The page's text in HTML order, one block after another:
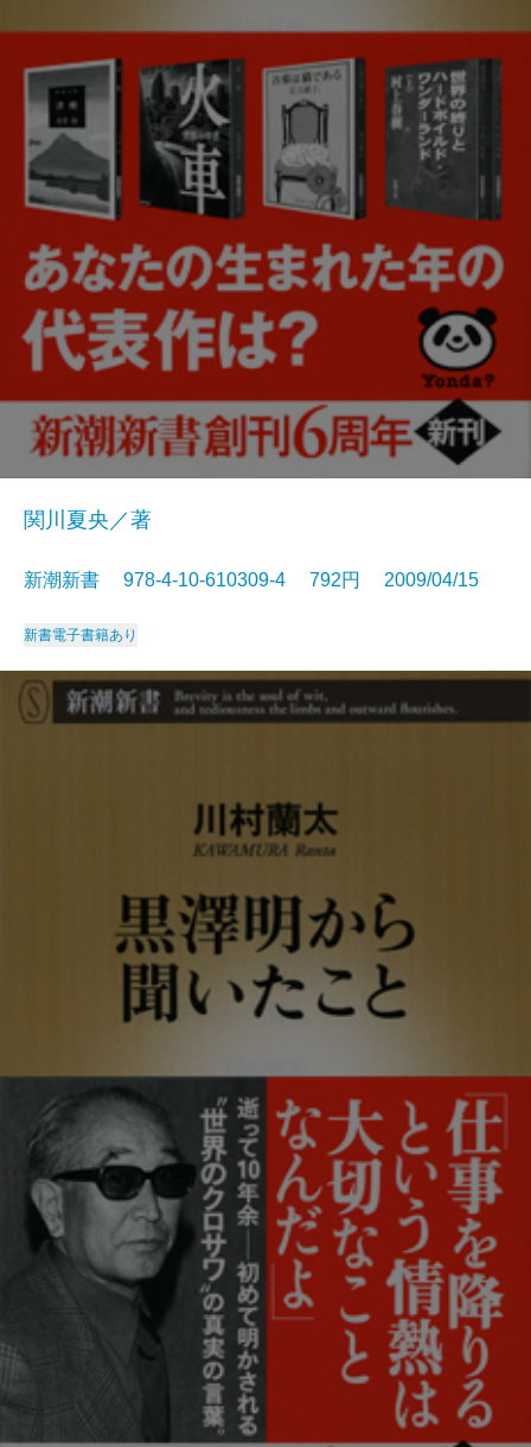
関川夏央／著
新潮新書 978-4-10-610309-4 792円 2009/04/15
新書電子書籍あり